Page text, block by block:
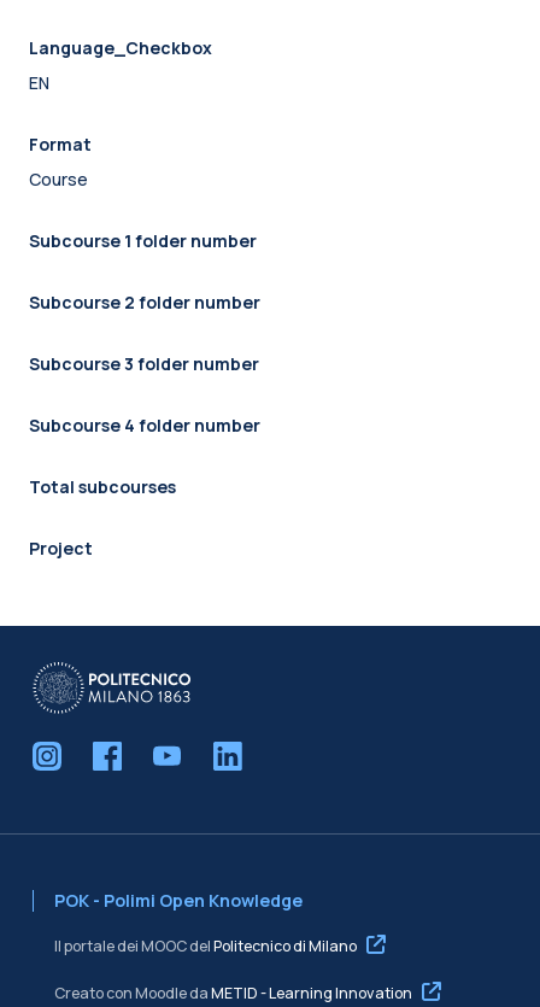
Language_Checkbox
EN
Format
Course
Subcourse 1 folder number
Subcourse 2 folder number
Subcourse 3 folder number
Subcourse 4 folder number
Total subcourses
Project
POK - Polimi Open Knowledge
Il portale dei MOOC delPolitecnico di Milano
Creato con Moodle daMETID - Learning Innovation